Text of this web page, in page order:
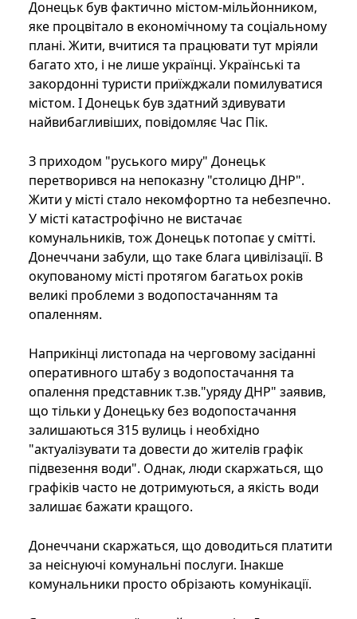
Донецьк був фактично містом-мільйонником,
яке процвітало в економічному та соціальному
плані. Жити, вчитися та працювати тут мріяли
багато хто, і не лише українці. Українські та
закордонні туристи приїжджали помилуватися
містом. І Донецьк був здатний здивувати
найвибагливіших, повідомляє Час Пік.
З приходом "руського миру" Донецьк
перетворився на непоказну "столицю ДНР".
Жити у місті стало некомфортно та небезпечно.
У місті катастрофічно не вистачає
комунальників, тож Донецьк потопає у смітті.
Донеччани забули, що таке блага цивілізації. В
окупованому місті протягом багатьох років
великі проблеми з водопостачанням та
опаленням.
Наприкінці листопада на черговому засіданні
оперативного штабу з водопостачання та
опалення представник т.зв."уряду ДНР" заявив,
що тільки у Донецьку без водопостачання
залишаються 315 вулиць і необхідно
"актуалізувати та довести до жителів графік
підвезення води". Однак, люди скаржаться, що
графіків часто не дотримуються, а якість води
залишає бажати кращого.
Донеччани скаржаться, що доводиться платити
за неіснуючі комунальні послуги. Інакше
комунальники просто обрізають комунікації.